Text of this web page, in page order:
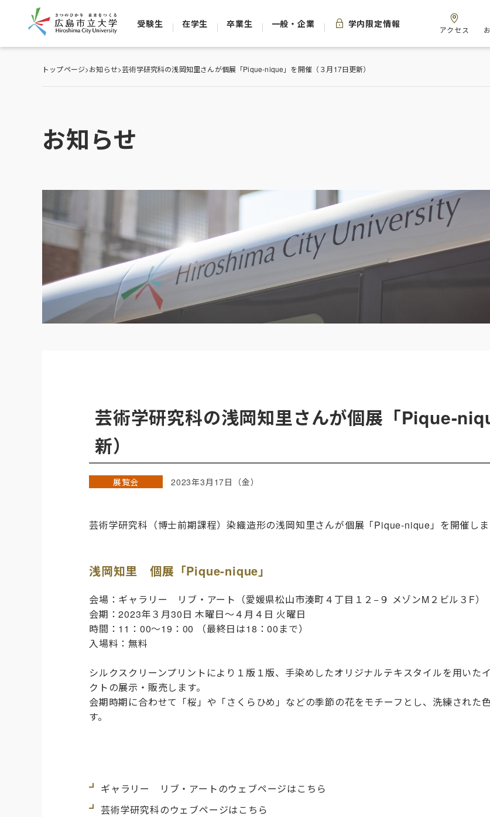
受験生 在学生 卒業生 一般・企業 学内限定情報
アクセス
トップページ>お知らせ>芸術学研究科の浅岡知里さんが個展「Pique-nique」を開催（３月17日更新）
お知らせ
芸術学研究科の浅岡知里さんが個展「Pique-
新）
展覧会 2023年3月17日（金）
芸術学研究科（博士前期課程）染織造形の浅岡知里さんが個展「Pique-nique」を開催しま
浅岡知里 個展「Pique-nique」
会場： ギャラリー リブ・アート
（愛媛県松山市湊町４丁目１２−９ メゾンM２ビル３F）
会期：2023年３月30日 木曜日～４月４日 火曜日
時間：11：00～19：00 （最終日は18：00まで）
入場料：無料
シルクスクリーンプリントにより１版１版、手染めしたオリジナルテキスタイルを用いた
クトの展示・販売します。
会期時期に合わせて「桜」や「さくらひめ」などの季節の花をモチーフとし、洗練された
す。
ギャラリー リブ・アートのウェブページはこちら
芸術学研究科のウェブページはこちら